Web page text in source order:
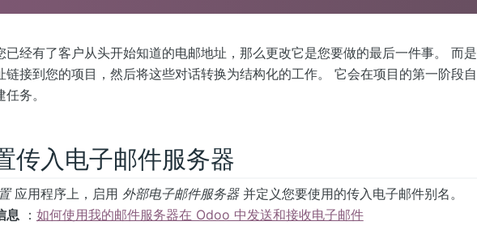
已经有了客户从头开始知道的电邮地址，那么更改它是您要做的最后一件事。 而是
链接到您的项目，然后将这些对话转换为结构化的工作。 它会在项目的第一阶段自
务。
传入电子邮件服务器
应用程序上，启用 外部电子邮件服务器并定义您要使用的传入电子邮件别名。
息： ‎如何使用我的邮件服务器在 Odoo 中发送和接收电子邮件‎